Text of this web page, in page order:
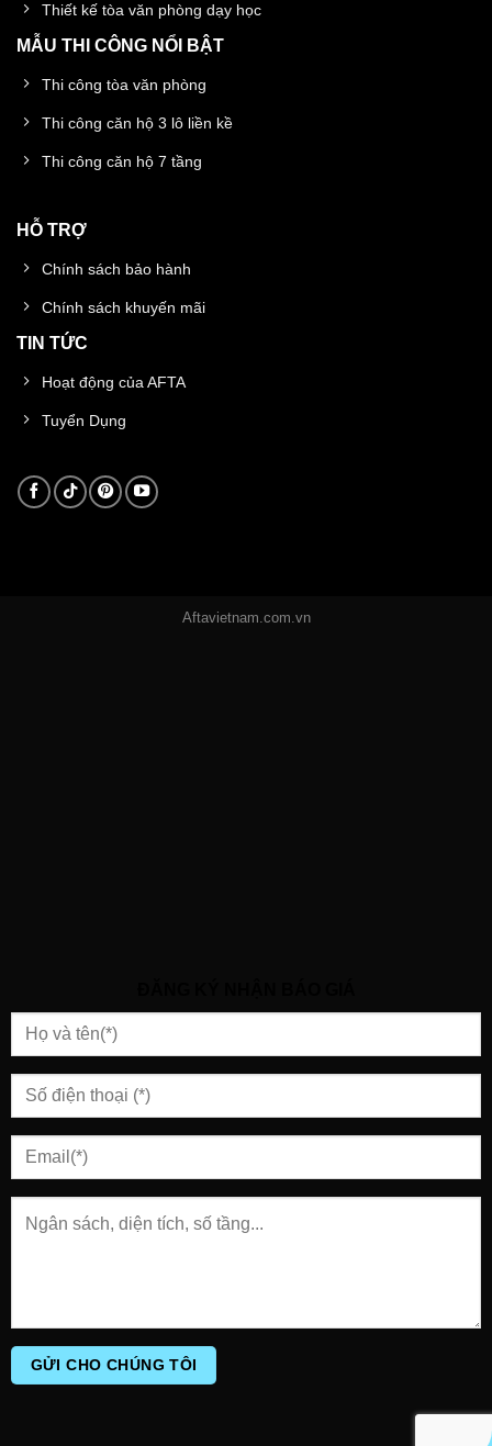
Thiết kế tòa văn phòng dạy học
MẪU THI CÔNG NỔI BẬT
Thi công tòa văn phòng
Thi công căn hộ 3 lô liền kề
Thi công căn hộ 7 tầng
HỖ TRỢ
Chính sách bảo hành
Chính sách khuyến mãi
TIN TỨC
Hoạt động của AFTA
Tuyển Dụng
Aftavietnam.com.vn